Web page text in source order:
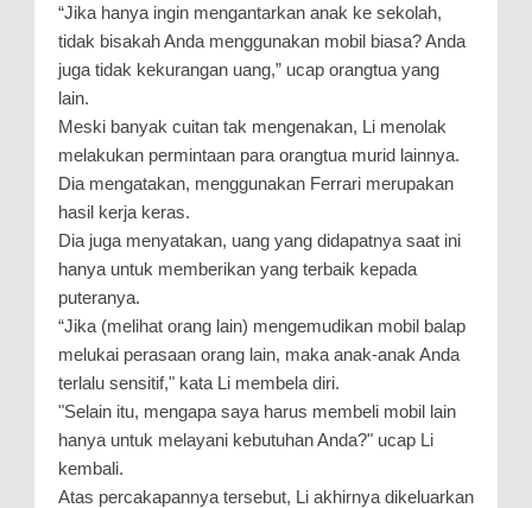
“Jika hanya ingin mengantarkan anak ke sekolah,
tidak bisakah Anda menggunakan mobil biasa? Anda
juga tidak kekurangan uang,” ucap orangtua yang
lain.
Meski banyak cuitan tak mengenakan, Li menolak
melakukan permintaan para orangtua murid lainnya.
Dia mengatakan, menggunakan Ferrari merupakan
hasil kerja keras.
Dia juga menyatakan, uang yang didapatnya saat ini
hanya untuk memberikan yang terbaik kepada
puteranya.
“Jika (melihat orang lain) mengemudikan mobil balap
melukai perasaan orang lain, maka anak-anak Anda
terlalu sensitif," kata Li membela diri.
"Selain itu, mengapa saya harus membeli mobil lain
hanya untuk melayani kebutuhan Anda?" ucap Li
kembali.
Atas percakapannya tersebut, Li akhirnya dikeluarkan